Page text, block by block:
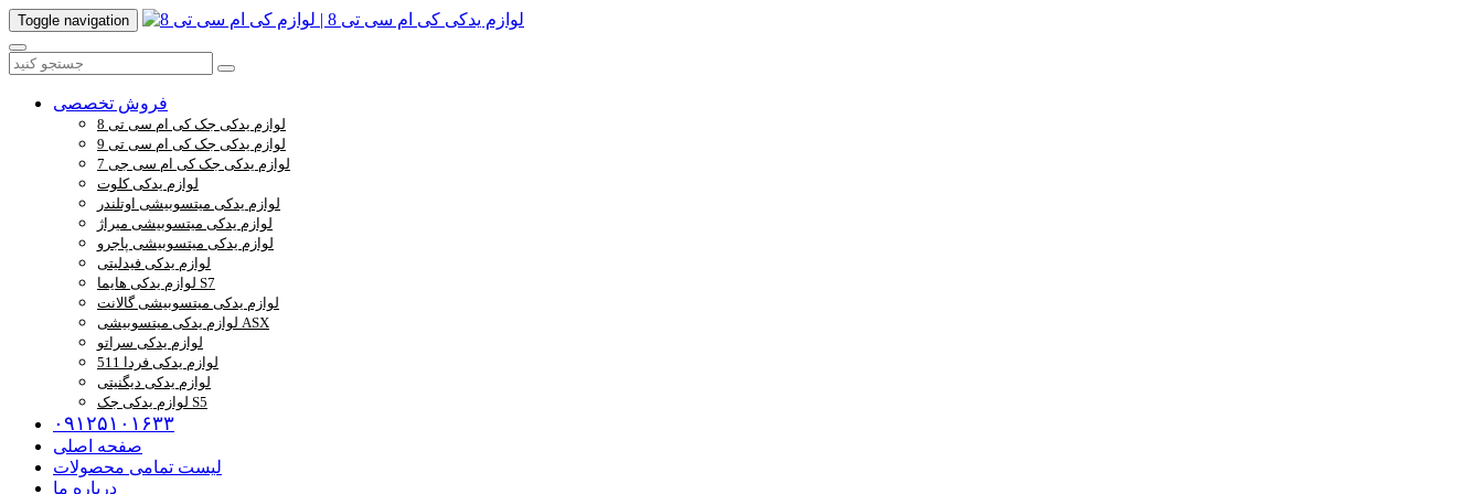
Toggle navigation
فروش تخصصی
لوازم یدکی جک کی ام سی تی 8
لوازم یدکی جک کی ام سی تی 9
لوازم یدکی جک کی ام سی جی 7
لوازم یدکی کلوت
لوازم یدکی میتسوبیشی اوتلندر
لوازم یدکی میتسوبیشی میراژ
لوازم یدکی میتسوبیشی پاجرو
لوازم یدکی فیدلیتی
لوازم یدکی هایما S7
لوازم یدکی میتسوبیشی گالانت
لوازم یدکی میتسوبیشی ASX
لوازم یدکی سراتو
لوازم یدکی فردا 511
لوازم یدکی دیگنیتی
لوازم یدکی جک S5
۰۹۱۲۵۱۰۱۶۳۳
صفحه اصلی
لیست تمامی محصولات
درباره ما